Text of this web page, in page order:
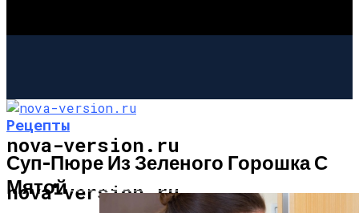
nova-version.ru
nova-version.ru
ИНТЕРЕСНОЕ И ПОЗНАВАТЕЛЬНОЕ
Рецепты
Суп-Пюре Из Зеленого Горошка С
Мятой